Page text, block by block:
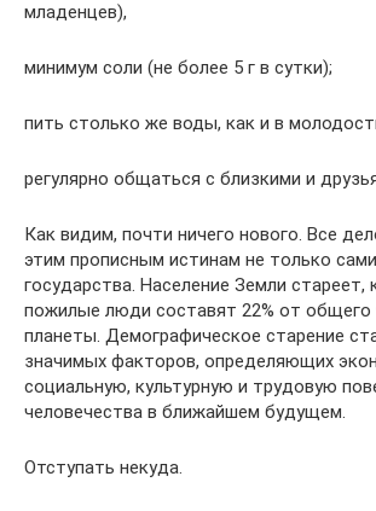
младенцев),
минимум соли (не более 5 г в сутки);
пить столько же воды, как и в
регулярно общаться с близкими и
Как видим, почти ничего нового. Все
этим прописным истинам не только
государства. Население Земли стареет,
пожилые люди составят 22% от общего
планеты. Демографическое старение
значимых факторов, определяющих
социальную, культурную и трудовую
человечества в ближайшем будущем.
Отступать некуда.